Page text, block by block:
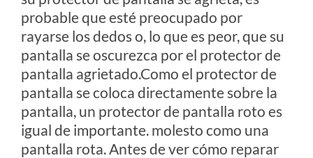
probable que esté preocupado por
rayarse los dedos o, lo que es peor, que su
pantalla se oscurezca por el protector de
pantalla agrietado.Como el protector de
pantalla se coloca directamente sobre la
pantalla, un protector de pantalla roto es
igual de importante. molesto como una
pantalla rota. Antes de ver cómo reparar